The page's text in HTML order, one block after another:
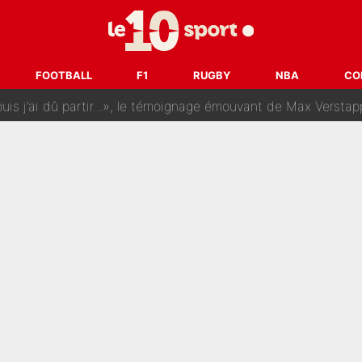
FOOTBALL F1 RUGBY NBA
dans tous les sens sur le mercato de l'OM : Frank McCourt va
Doué, le PSG a pris une correction face à Majorque : Luis
j’ai dû partir...», le témoignage émouvant de Max